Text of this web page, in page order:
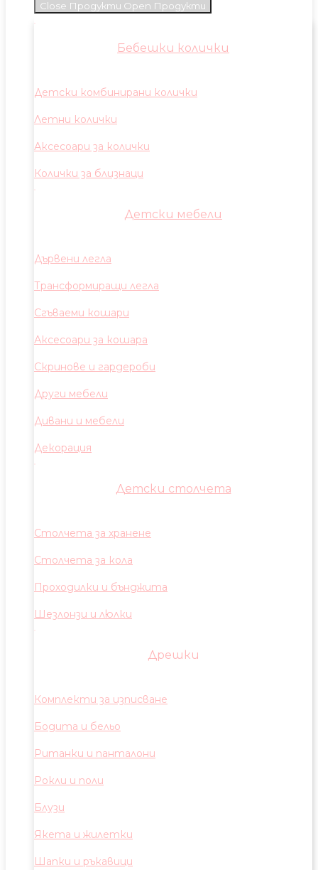
Close Продукти Open Продукти
Бебешки колички
Детски комбинирани колички
Летни колички
Аксесоари за колички
Колички за близнаци
Детски мебели
Дървени легла
Трансформиращи легла
Сгъваеми кошари
Аксесоари за кошара
Скринове и гардероби
Други мебели
Дивани и мебели
Декорация
Детски столчета
Столчета за хранене
Столчета за кола
Проходилки и бънджита
Шезлонзи и люлки
Дрешки
Комплекти за изписване
Бодита и бельо
Ританки и панталони
Рокли и поли
Блузи
Якета и жилетки
Шапки и ръкавици